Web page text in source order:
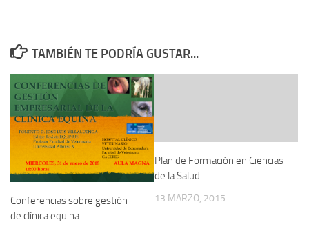
TAMBIÉN TE PODRÍA GUSTAR...
Conferencias sobre gestión
de clínica equina
Plan de Formación en Ciencias
de la Salud
13 MARZO, 2015